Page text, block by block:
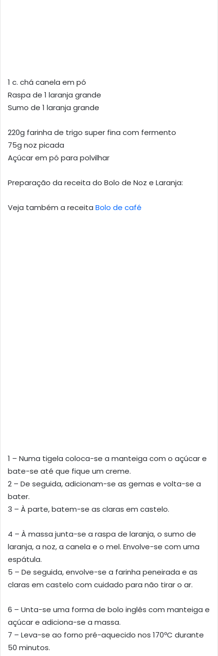
1 c. chá canela em pó
Raspa de 1 laranja grande
Sumo de 1 laranja grande
220g farinha de trigo super fina com fermento
75g noz picada
Açúcar em pó para polvilhar
Preparação da receita do Bolo de Noz e Laranja:
Veja também a receita Bolo de café
1 – Numa tigela coloca-se a manteiga com o açúcar e
bate-se até que fique um creme.
2 – De seguida, adicionam-se as gemas e volta-se a
bater.
3 – À parte, batem-se as claras em castelo.
4 – À massa junta-se a raspa de laranja, o sumo de
laranja, a noz, a canela e o mel. Envolve-se com uma
espátula.
5 – De seguida, envolve-se a farinha peneirada e as
claras em castelo com cuidado para não tirar o ar.
6 – Unta-se uma forma de bolo inglês com manteiga e
açúcar e adiciona-se a massa.
7 – Leva-se ao forno pré-aquecido nos 170ºC durante
50 minutos.